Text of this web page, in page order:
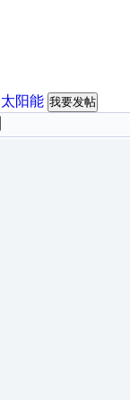
太阳能 我要发帖